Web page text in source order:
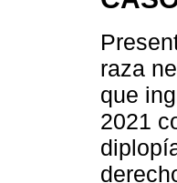
raza
que
2021